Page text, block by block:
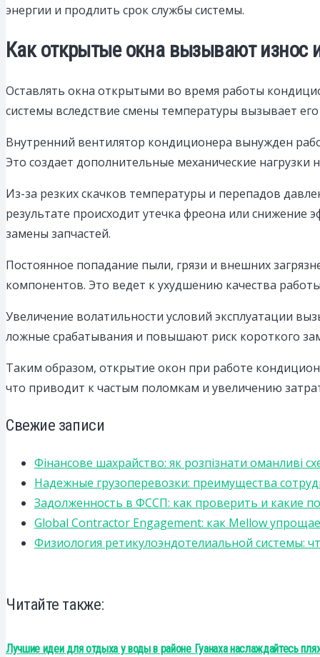
энергии и продлить срок службы системы.
Как открытые окна вызывают износ
Оставлять окна открытыми во время работы
системы вследствие смены температуры вызывает
Внутренний вентилятор кондиционера вынужден
Это создает дополнительные механические
Из-за резких скачков температуры и перепадов
результате происходит утечка фреона или снижение
замены запчастей.
Постоянное попадание пыли, грязи и внешних
компонентов. Это ведет к ухудшению качества
Увеличение волатильности условий эксплуатации
ложные срабатывания и повышают риск короткого
Таким образом, открытие окон при работе
что приводит к частым поломкам и увеличению
Свежие записи
Фінансове шахрайство: як розпізнати оманливі
Надежные грузоперевозки: преимущества
Задолженность в ФССП: как проверить и какие
Global Contractor Engagement: как Mellow
Физиология ретикулоэндотелиальной системы:
Читайте также:
Лучшие идеи для отдыха у воды в районе Гуанаха наслаждайтесь